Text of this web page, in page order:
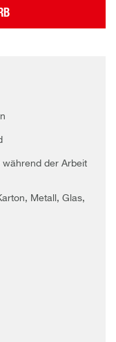
während der Arbeit
Metall, Glas,